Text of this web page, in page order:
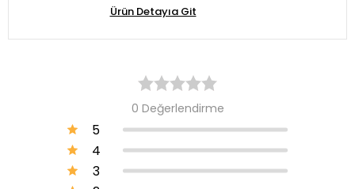
Ürün Detayıa Git
0 Değerlendirme
5
4
3